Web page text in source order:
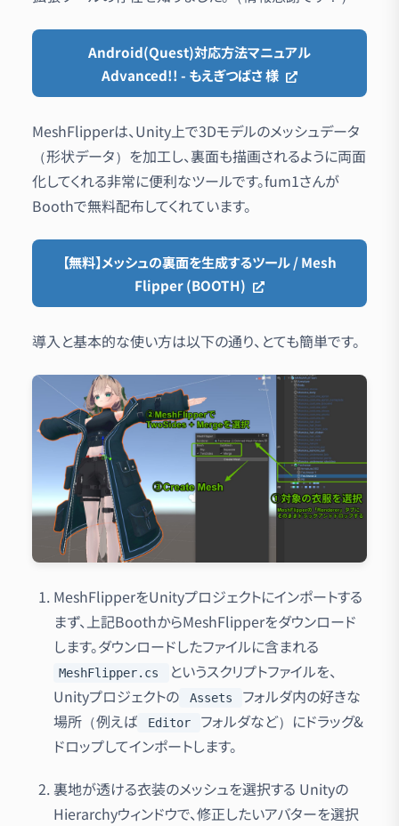
Android(Quest)対応方法マニュアル
Advanced!! - もえぎつばさ 様
MeshFlipperは、Unity上で3Dモデルのメッシュデータ
（形状データ）を加工し、裏面も描画されるように両面
化してくれる非常に便利なツールです。fum1さんが
Boothで無料配布してくれています。
【無料】メッシュの裏面を生成するツール / Mesh
Flipper (BOOTH)
導入と基本的な使い方は以下の通り、とても簡単です。
MeshFlipperをUnityプロジェクトにインポートする
まず、上記BoothからMeshFlipperをダウンロード
します。ダウンロードしたファイルに含まれる
MeshFlipper.cs
というスクリプトファイルを、
Unityプロジェクトの
Assets
フォルダ内の好きな
場所（例えば
Editor
フォルダなど）にドラッグ&
ドロップしてインポートします。
裏地が透ける衣装のメッシュを選択する Unityの
Hierarchyウィンドウで、修正したいアバターを選択